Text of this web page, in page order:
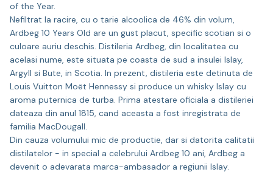
of the Year.
Nefiltrat la racire, cu o tarie alcoolica de 46% din volum,
Ardbeg 10 Years Old are un gust placut, specific scotian si o
culoare auriu deschis. Distileria Ardbeg, din localitatea cu
acelasi nume, este situata pe coasta de sud a insulei Islay,
Argyll si Bute, in Scotia. In prezent, distileria este detinuta de
Louis Vuitton Moët Hennessy si produce un whisky Islay cu
aroma puternica de turba. Prima atestare oficiala a distileriei
dateaza din anul 1815, cand aceasta a fost inregistrata de
familia MacDougall.
Din cauza volumului mic de productie, dar si datorita calitatii
distilatelor - in special a celebrului Ardbeg 10 ani, Ardbeg a
devenit o adevarata marca-ambasador a regiunii Islay.